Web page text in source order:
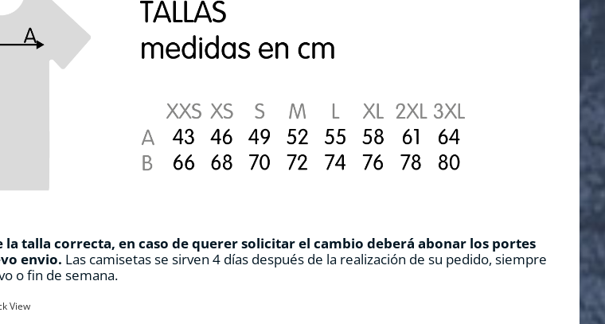
la talla correcta, en caso de querer solicitar el cambio deberá abonar los portes
envio. Las camisetas se sirven 4 días después de la realización de su pedido, siempre
o fin de semana.
View